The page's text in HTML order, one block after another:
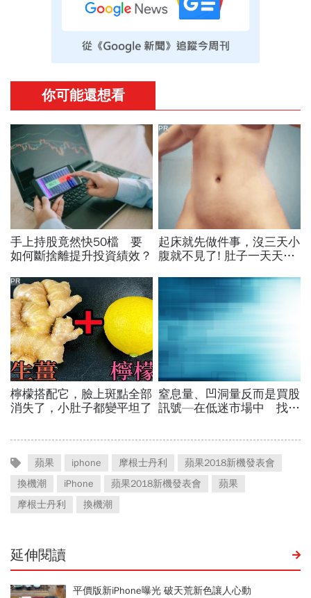
蘋果 iphone 摩根士丹利
蘋果2018新機發表會
換機潮
iPhone 蘋果2018新機發表會
蘋果
摩根士丹利
換機潮
延伸閱讀
平價版新iPhone曝光 破天荒新色讓人心動